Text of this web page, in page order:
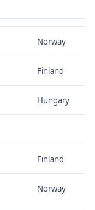
Norway
Finland
Hungary
Finland
Norway